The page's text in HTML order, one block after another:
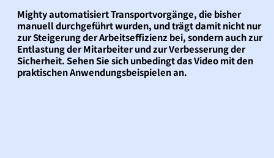
Mighty automatisiert Transportvorgänge, die bisher
manuell durchgeführt wurden, und trägt damit nicht nur
zur Steigerung der Arbeitseffizienz bei, sondern auch zur
Entlastung der Mitarbeiter und zur Verbesserung der
Sicherheit. Sehen Sie sich unbedingt das Video mit den
praktischen Anwendungsbeispielen an.